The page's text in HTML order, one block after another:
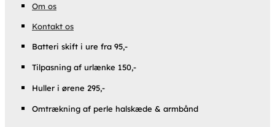
Om os
Kontakt os
Batteri skift i ure fra 95,-
Tilpasning af urlænke 150,-
Huller i ørene 295,-
Omtrækning af perle halskæde & armbånd